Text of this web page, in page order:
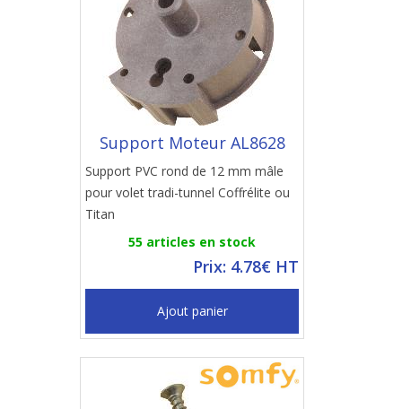
Support Moteur AL8628
Support PVC rond de 12 mm mâle
pour volet tradi-tunnel Coffrélite ou
Titan
55 articles en stock
Prix: 4.78€ HT
Ajout panier